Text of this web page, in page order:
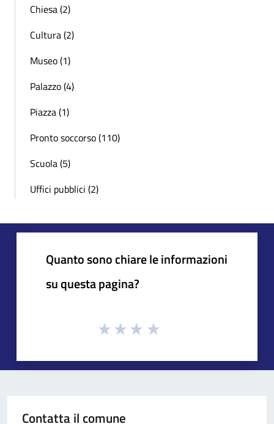
Chiesa (2)
Cultura (2)
Museo (1)
Palazzo (4)
Piazza (1)
Pronto soccorso (110)
Scuola (5)
Uffici pubblici (2)
Quanto sono chiare le informazioni
su questa pagina?
Contatta il comune